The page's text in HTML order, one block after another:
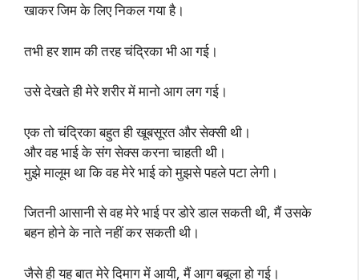
खाकर जिम के लिए निकल गया है।
तभी हर शाम की तरह चंद्रिका भी आ गई।
उसे देखते ही मेरे शरीर में मानो आग लग गई।
एक तो चंद्रिका बहुत ही खूबसूरत और सेक्सी थी।
और वह भाई के संग सेक्स करना चाहती थी।
मुझे मालूम था कि वह मेरे भाई को मुझसे पहले पटा लेगी।
जितनी आसानी से वह मेरे भाई पर डोरे डाल सकती थी, मैं उसके
बहन होने के नाते नहीं कर सकती थी।
जैसे ही यह बात मेरे दिमाग में आयी, मैं आग बबूला हो गई।